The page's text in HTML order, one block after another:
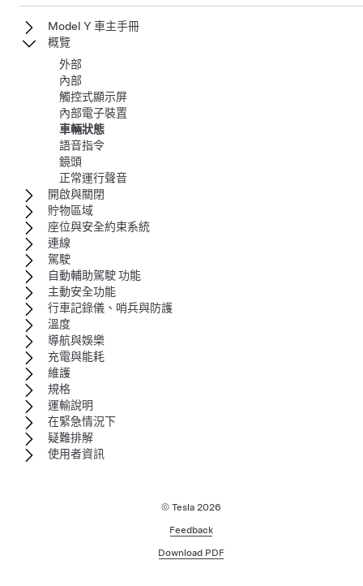
Model Y 車主手冊
概覽
外部
內部
觸控式顯示屏
內部電子裝置
車輛狀態
語音指令
鏡頭
正常運行聲音
開啟與關閉
貯物區域
座位與安全約束系統
連線
駕駛
自動輔助駕駛 功能
主動安全功能
行車記錄儀、哨兵與防護
溫度
導航與娛樂
充電與能耗
維護
規格
運輸說明
在緊急情況下
疑難排解
使用者資訊
© Tesla 2026
Feedback
Download PDF